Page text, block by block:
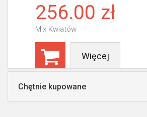
256.00 zł
Mix Kwiatów
Więcej
Chętnie kupowane